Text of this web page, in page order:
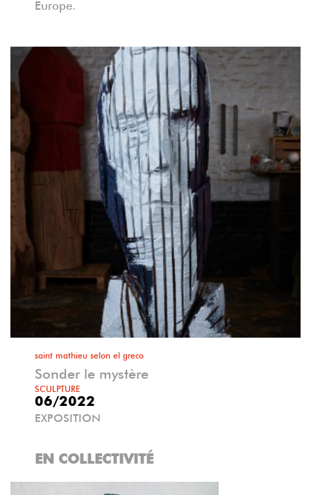
Europe.
saint mathieu selon el greco
Sonder le mystère
SCULPTURE
06/2022
EXPOSITION
EN COLLECTIVITÉ